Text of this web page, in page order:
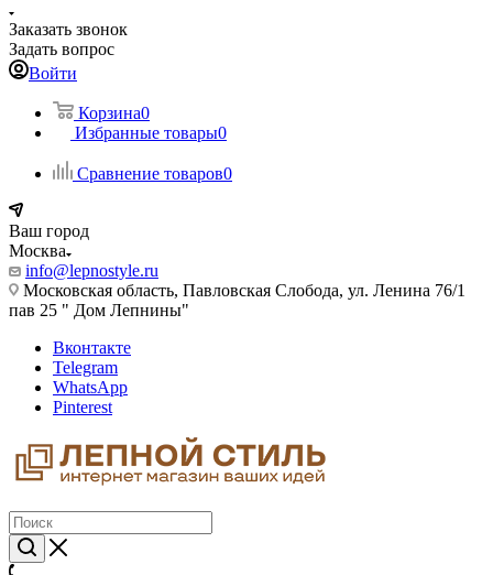
Заказать звонок
Задать вопрос
Войти
Корзина0
Избранные товары0
Сравнение товаров0
Ваш город
Москва
info@lepnostyle.ru
Московская область, Павловская Слобода, ул. Ленина 76/1
пав 25 " Дом Лепнины"
Вконтакте
Telegram
WhatsApp
Pinterest